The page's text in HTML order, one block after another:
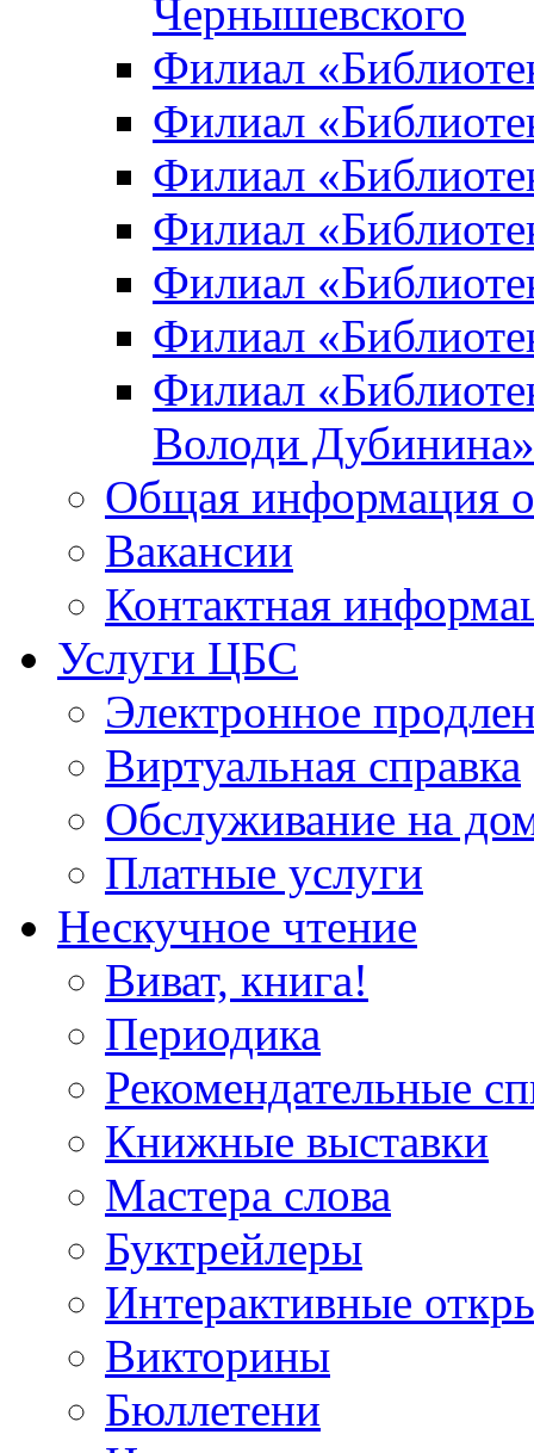
Чернышевского
Филиал
Филиал
Филиал
Филиал
Филиал
Филиал
Филиал
Володи Дубинина»
Общая информация
Вакансии
Контактная
Услуги ЦБС
Электронное
Виртуальная справка
Обслуживание на
Платные услуги
Нескучное чтение
Виват, книга!
Периодика
Рекомендательные
Книжные выставки
Мастера слова
Буктрейлеры
Интерактивные
Викторины
Бюллетени